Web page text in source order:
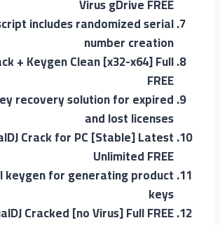
Virus gDrive FREE
includes randomized serial
number creation
+ Keygen Clean [x32-x64] Full
FREE
recovery solution for expired
and lost licenses
Crack for PC [Stable] Latest
Unlimited FREE
keygen for generating product
keys
Cracked [no Virus] Full FREE